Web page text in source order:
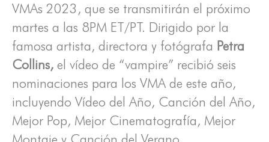
VMAs 2023, que se transmitirán el próximo
martes a las 8PM ET/PT. Dirigido por la
famosa artista, directora y fotógrafa Petra
Collins, el vídeo de “vampire” recibió seis
nominaciones para los VMA de este año,
incluyendo Vídeo del Año, Canción del Año,
Mejor Pop, Mejor Cinematografía, Mejor